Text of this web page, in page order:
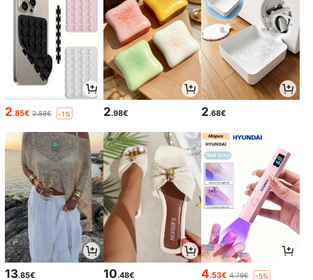
2.85€ 2.88€ -1% 2.98€ 2.68€
13.85€ 10.48€ 4.53€ 4.79€ -5%